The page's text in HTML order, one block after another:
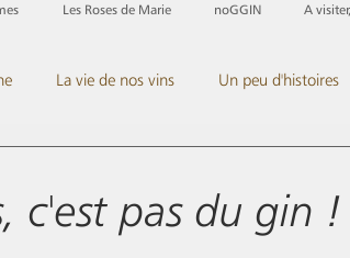
Les Roses de Marie noGGIN A
La vie de nos vins Un peu d'histoires
c'est pas du gin !